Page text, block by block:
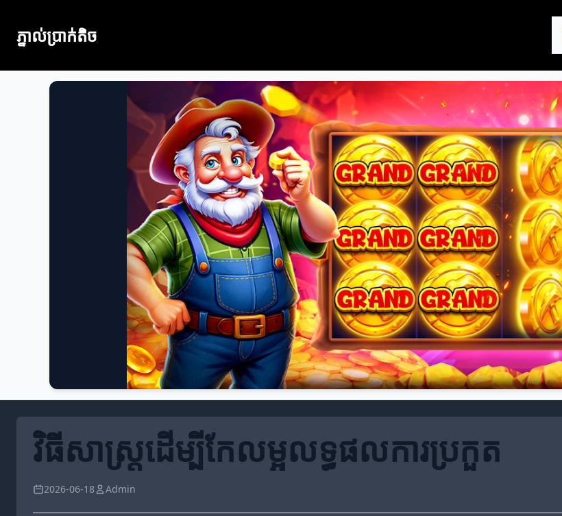
ភ្នាល់ប្រាក់តិច
វិធីសាស្ត្រដើម្បីកែលម្អលទ្ធផលការប្រកួត
2026-06-18 Admin